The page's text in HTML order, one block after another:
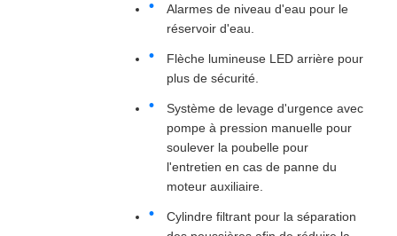
Alarmes de niveau d'eau pour le
réservoir d'eau.
Flèche lumineuse LED arrière pour
plus de sécurité.
Système de levage d'urgence avec
pompe à pression manuelle pour
soulever la poubelle pour
l'entretien en cas de panne du
moteur auxiliaire.
Cylindre filtrant pour la séparation